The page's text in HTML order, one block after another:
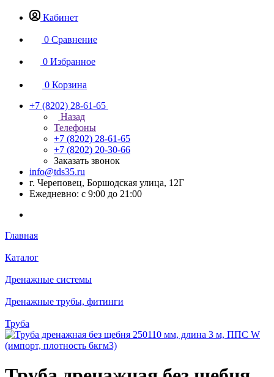
Кабинет
0 Сравнение
0 Избранное
0 Корзина
+7 (8202) 28‑61-65
Назад
Телефоны
+7 (8202) 28‑61-65
+7 (8202) 20‑30-66
Заказать звонок
info@tds35.ru
г. Череповец, Боршодская улица, 12Г
Ежедневно: с 9:00 до 21:00
Главная
Каталог
Дренажные системы
Дренажные трубы, фитинги
Труба